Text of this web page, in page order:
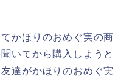
かほりのおめぐ実の商
いてから購入しようと
達がかほりのおめぐ実